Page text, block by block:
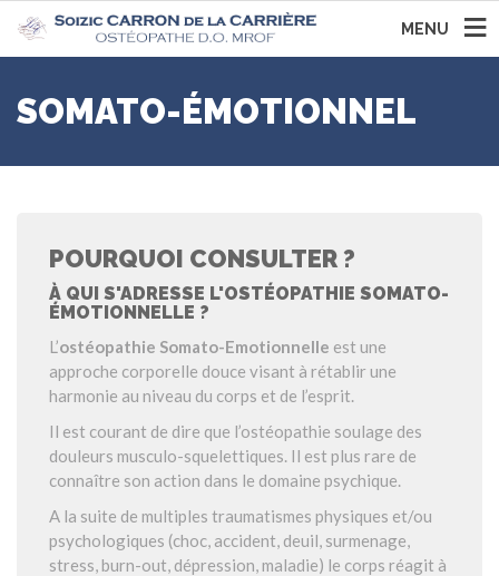
MENU
SOMATO-ÉMOTIONNEL
POURQUOI CONSULTER ?
À QUI S'ADRESSE L'OSTÉOPATHIE SOMATO-
ÉMOTIONNELLE ?
L’ostéopathie Somato-Emotionnelle est une
approche corporelle douce visant à rétablir une
harmonie au niveau du corps et de l’esprit.
Il est courant de dire que l’ostéopathie soulage des
douleurs musculo-squelettiques. Il est plus rare de
connaître son action dans le domaine psychique.
A la suite de multiples traumatismes physiques et/ou
psychologiques (choc, accident, deuil, surmenage,
stress, burn-out, dépression, maladie) le corps réagit à